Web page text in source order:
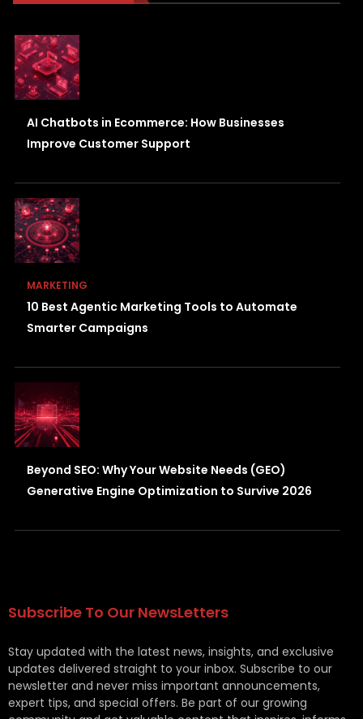
AI Chatbots in Ecommerce: How Businesses
Improve Customer Support
MARKETING
10 Best Agentic Marketing Tools to Automate
Smarter Campaigns
Beyond SEO: Why Your Website Needs (GEO)
Generative Engine Optimization to Survive 2026
Subscribe To Our NewsLetters
Stay updated with the latest news, insights, and exclusive
updates delivered straight to your inbox. Subscribe to our
newsletter and never miss important announcements,
expert tips, and special offers. Be part of our growing